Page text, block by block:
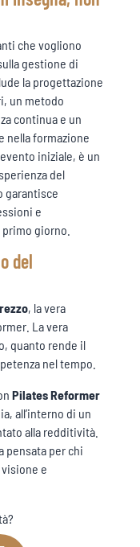
che vogliono
gestione di
la progettazione
un metodo
continua e un
nella formazione
iniziale, è un
del
garantisce
e
giorno.
del
, la vera
La vera
quanto rende il
nel tempo.
Pilates Reformer
all’interno di un
alla redditività.
pensata per chi
e